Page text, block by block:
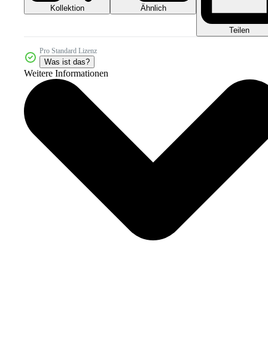
Kollektion Ähnlich
Teilen
Pro Standard Lizenz
Was ist das?
Weitere Informationen